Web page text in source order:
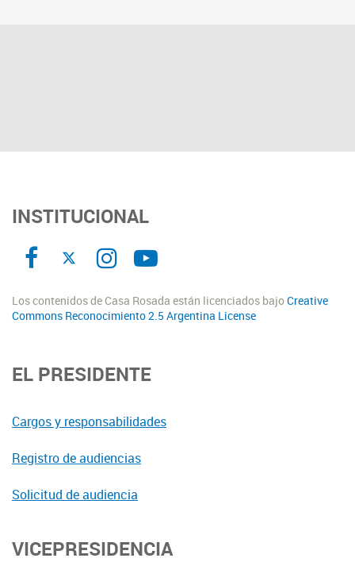
INSTITUCIONAL
Los contenidos de Casa Rosada están licenciados bajoCreative
Commons Reconocimiento 2.5 Argentina License
EL PRESIDENTE
Cargos y responsabilidades
Registro de audiencias
Solicitud de audiencia
VICEPRESIDENCIA